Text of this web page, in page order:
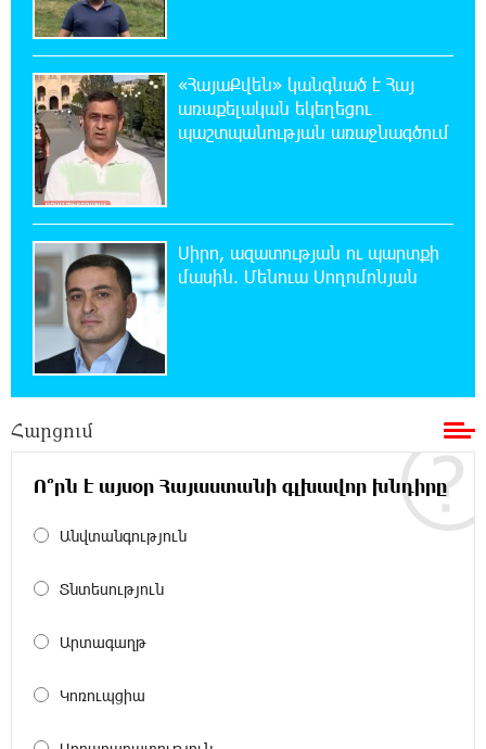
հետապնդումը
Սարյան փողոցի բնակարաններից մեկում
պայթյունի հետևանքով 55-ամյա
տղամարդը այրվածքներով տեղափոխվել է
«Այրվածքաբանության ազգային կենտրոն»
Սլովակիայի արևելքում արտակարգ
դրություն է հայտարարվել շոգի ալիքների
պատճառով
19:53:41 7-08-2026
Երթևեկության կազմակերպման
19:35:21 7-08-2026
Հայաստանի հավաքականի նախկին
մարզիչը կգլխավորի Ղազախստանի
ԱԱԾ-ն զեկույց է ներկայացրել
Թրամփը ասել է, որ հանրապետականները
ընտրություններում
«ՀայաՔվեն» կանգնած է Հայ
առաքելական եկեղեցու
պաշտպանության առաջնագծում
Սիրո, ազատության ու պարտքի
մասին. Մենուա Սողոմոնյան
Հարցում
Ո՞րն է այսօր Հայաստանի գլխավոր խնդիրը
Անվտանգություն
Տնտեսություն
Արտագաղթ
Կոռուպցիա